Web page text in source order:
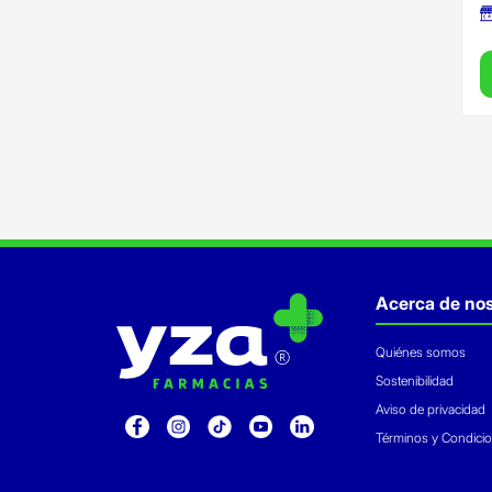
Acerca de
Quiénes somos
Sostenibilidad
Aviso de privacidad
Términos y